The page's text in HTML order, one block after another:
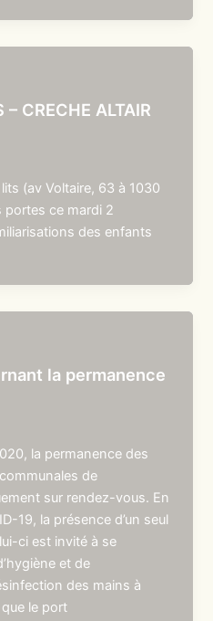
– CRECHE ALTAIR
(av Voltaire, 63 à 1030
portes ce mardi 2
des enfants
la permanence
la permanence des
de
sur rendez-vous. En
19, la présence d’un seul
ci est invité à se
et de
des mains à
le port